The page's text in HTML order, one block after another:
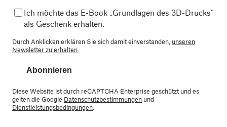
Ich möchte das E-Book „Grundlagen des 3D-Drucks“
als Geschenk erhalten.
Durch Anklicken erklären Sie sich damit einverstanden, unseren
Newsletter zu erhalten.
Abonnieren
Diese Website ist durch reCAPTCHA Enterprise geschützt und es
gelten die Google Datenschutzbestimmungen und
Dienstleistungsbedingungen